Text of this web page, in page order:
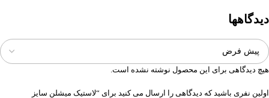
دیدگاهها
هیچ دیدگاهی برای این محصول نوشته نشده است.
اولین نفری باشید که دیدگاهی را ارسال می کنید برای “لاستیک میشلن سایز